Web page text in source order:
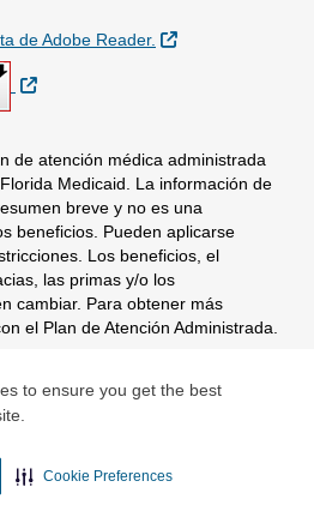
to ensure you get the best
Cookie Preferences
de Adobe Reader.
Sitio Externo
Sitio Externo
de atención médica administrada
Medicaid. La información de
breve y no es una
beneficios. Pueden aplicarse
Los beneficios, el
las primas y/o los
cambiar. Para obtener más
el Plan de Atención Administrada.
Corporation